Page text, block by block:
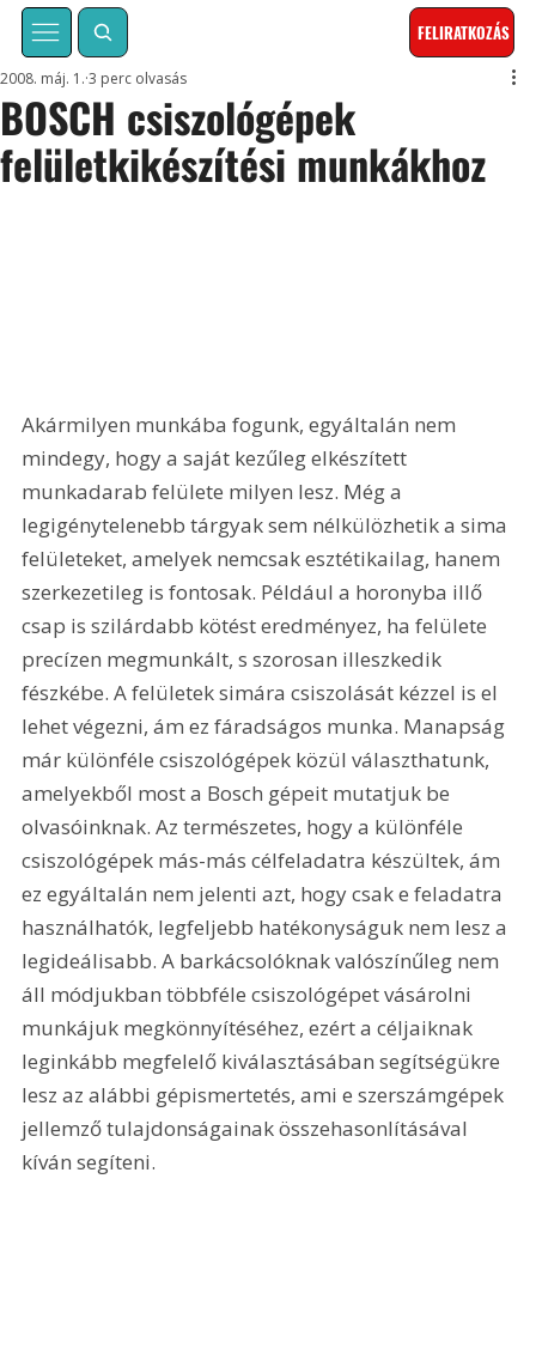
FELIRATKOZÁS
BOSCH csiszológépek
felületkikészítési munkákhoz
2008. máj. 1. 3 perc olvasás
Akármilyen munkába fogunk, egyáltalán nem
mindegy, hogy a saját kezűleg elkészített
munkadarab felülete milyen lesz. Még a
legigénytelenebb tárgyak sem nélkülözhetik a sima
felületeket, amelyek nemcsak esztétikailag, hanem
szerkezetileg is fontosak. Például a horonyba illő
csap is szilárdabb kötést eredményez, ha felülete
precízen megmunkált, s szorosan illeszkedik
fészkébe. A felületek simára csiszolását kézzel is el
lehet végezni, ám ez fáradságos munka. Manapság
már különféle csiszológépek közül választhatunk,
amelyekből most a Bosch gépeit mutatjuk be
olvasóinknak. Az természetes, hogy a különféle
csiszológépek más-más célfeladatra készültek, ám
ez egyáltalán nem jelenti azt, hogy csak e feladatra
használhatók, legfeljebb hatékonyságuk nem lesz a
legideálisabb. A barkácsolóknak valószínűleg nem
áll módjukban többféle csiszológépet vásárolni
munkájuk megkönnyítéséhez, ezért a céljaiknak
leginkább megfelelő kiválasztásában segítségükre
lesz az alábbi gépismertetés, ami e szerszámgépek
jellemző tulajdonságainak összehasonlításával
kíván segíteni.